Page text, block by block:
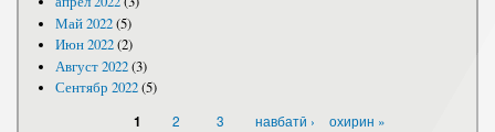
Май 2022(5)
Июн 2022(2)
Август 2022(3)
Сентябр 2022(5)
1 2 3 навбатӣ › охирин »